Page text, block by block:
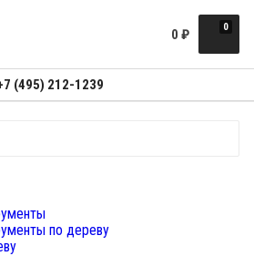
0
0 ₽
(495) 212-1239
по дереву